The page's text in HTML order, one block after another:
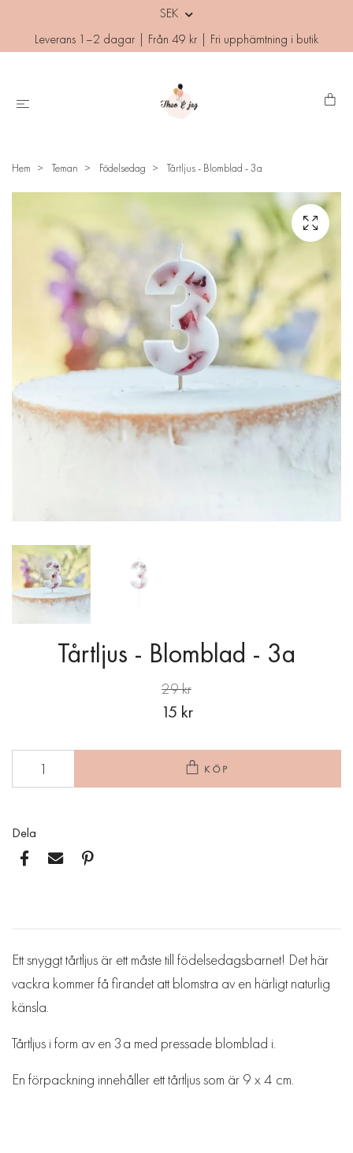
SEK
Leverans 1–2 dagar | Från 49 kr | Fri upphämtning i butik
Hem Teman Födelsedag Tårtljus - Blomblad - 3a
Tårtljus - Blomblad - 3a
29 kr
15 kr
KÖP
Dela
Ett snyggt tårtljus är ett måste till födelsedagsbarnet! Det här
vackra kommer få firandet att blomstra av en härligt naturlig
känsla.
Tårtljus i form av en 3a med pressade blomblad i.
En förpackning innehåller ett tårtljus som är 9 x 4 cm.